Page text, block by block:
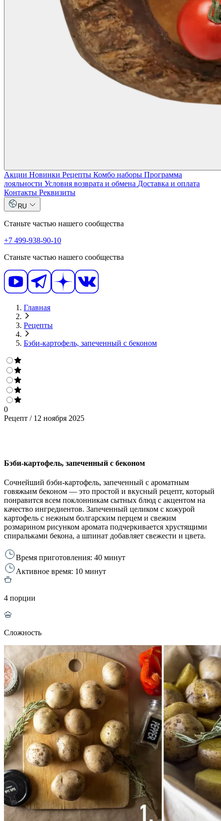
Акции Новинки Рецепты Комбо наборы Программа
лояльности Условия возврата и обмена Доставка и оплата
Контакты Реквизиты
RU
Станьте частью нашего сообщества
+7 499-938-90-10
Станьте частью нашего сообщества
Главная
Рецепты
Бэби-картофель, запеченный с беконом
0
Рецепт / 12 ноября 2025
Бэби-картофель, запеченный с беконом
Сочнейший бэби-картофель, запеченный с ароматным
говяжьим беконом — это простой и вкусный рецепт, который
понравится всем поклонникам сытных блюд с акцентом на
качество ингредиентов. Запеченный целиком с кожурой
картофель с нежным болгарским перцем и свежим
розмарином рисунком аромата подчеркивается хрустящими
спиральками бекона, а шпинат добавляет свежести и цвета.
Время приготовления: 40 минут
Активное время: 10 минут
4 порции
Сложность